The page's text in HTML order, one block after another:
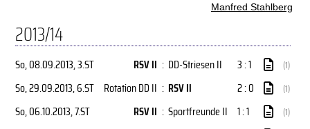
Manfred Stahlberg
2013/14
So, 08.09.2013, 3.ST RSV II : DD-Striesen II 3 : 1 (1)
So, 29.09.2013, 6.ST Rotation DD II : RSV II 2 : 0 (1)
So, 06.10.2013, 7.ST RSV II : Sportfreunde II 1 : 1 (1)